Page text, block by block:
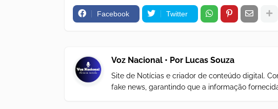
Facebook Twitter
Voz Nacional • Por Lucas Souza
Site de Notícias e criador de conteúdo digital.
fake news, garantindo que a informação